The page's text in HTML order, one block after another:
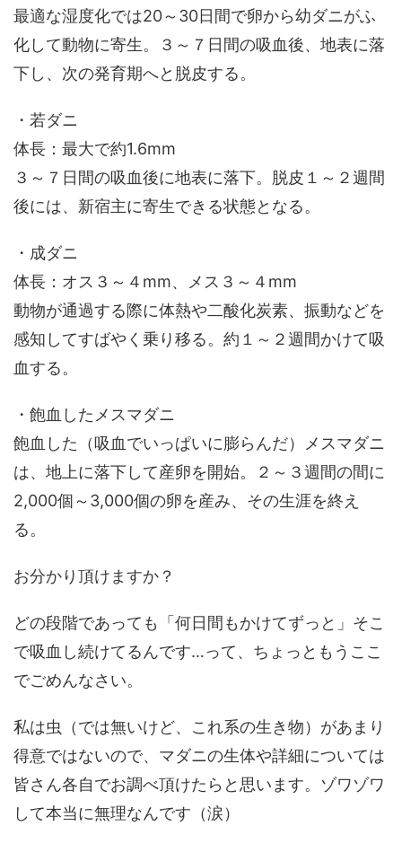
最適な湿度化では20～30日間で卵から幼ダニがふ
化して動物に寄生。３～７日間の吸血後、地表に落
下し、次の発育期へと脱皮する。
・若ダニ
体長：最大で約1.6mm
３～７日間の吸血後に地表に落下。脱皮１～２週間
後には、新宿主に寄生できる状態となる。
・成ダニ
体長：オス３～４mm、メス３～４mm
動物が通過する際に体熱や二酸化炭素、振動などを
感知してすばやく乗り移る。約１～２週間かけて吸
血する。
・飽血したメスマダニ
飽血した（吸血でいっぱいに膨らんだ）メスマダニ
は、地上に落下して産卵を開始。２～３週間の間に
2,000個～3,000個の卵を産み、その生涯を終え
る。
お分かり頂けますか？
どの段階であっても「何日間もかけてずっと」そこ
で吸血し続けてるんです…って、ちょっともうここ
でごめんなさい。
私は虫（では無いけど、これ系の生き物）があまり
得意ではないので、マダニの生体や詳細については
皆さん各自でお調べ頂けたらと思います。ゾワゾワ
して本当に無理なんです（涙）